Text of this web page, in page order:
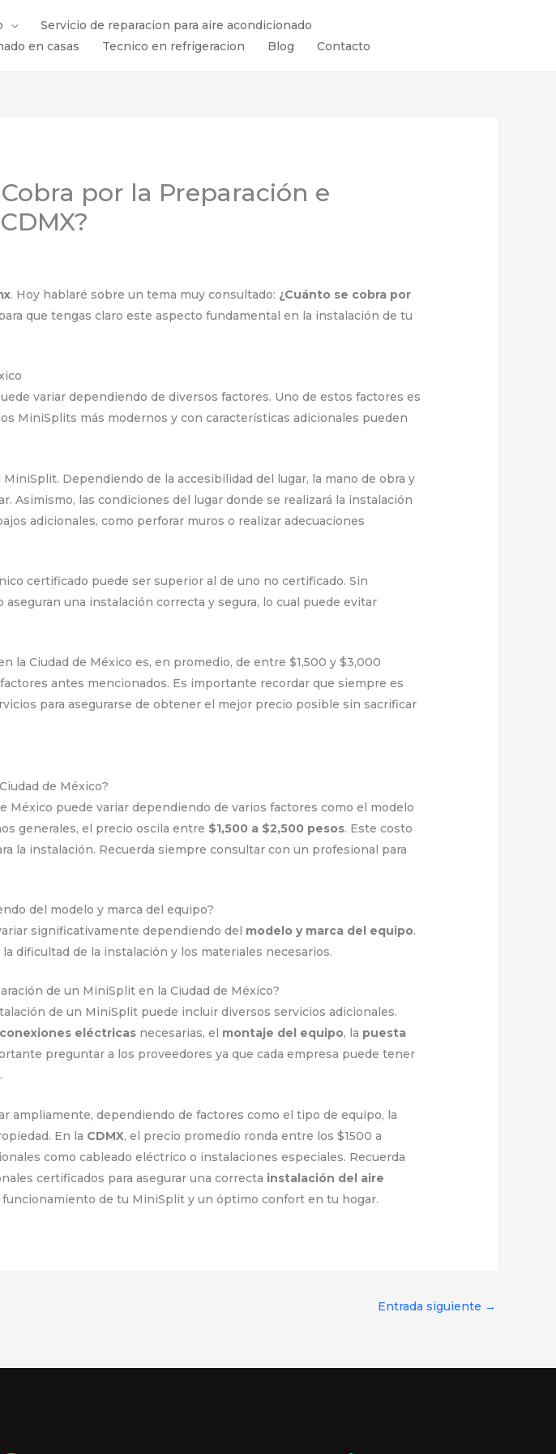
Servicio de reparacion para aire acondicionado
en casas Tecnico en refrigeracion Blog Contacto
por la Preparación e
. Hoy hablaré sobre un tema muy consultado: ¿Cuánto se cobra por
que tengas claro este aspecto fundamental en la instalación de tu
variar dependiendo de diversos factores. Uno de estos factores es
MiniSplits más modernos y con características adicionales pueden
Dependiendo de la accesibilidad del lugar, la mano de obra y
Asimismo, las condiciones del lugar donde se realizará la instalación
adicionales, como perforar muros o realizar adecuaciones
certificado puede ser superior al de uno no certificado. Sin
una instalación correcta y segura, lo cual puede evitar
la Ciudad de México es, en promedio, de entre $1,500 y $3,000
antes mencionados. Es importante recordar que siempre es
para asegurarse de obtener el mejor precio posible sin sacrificar
de México?
puede variar dependiendo de varios factores como el modelo
generales, el precio oscila entre $1,500 a $2,500 pesos. Este costo
la instalación. Recuerda siempre consultar con un profesional para
del modelo y marca del equipo?
significativamente dependiendo del modelo y marca del equipo.
dificultad de la instalación y los materiales necesarios.
de un MiniSplit en la Ciudad de México?
de un MiniSplit puede incluir diversos servicios adicionales.
eléctricas necesarias, el montaje del equipo, la puesta
preguntar a los proveedores ya que cada empresa puede tener
ampliamente, dependiendo de factores como el tipo de equipo, la
En la CDMX, el precio promedio ronda entre los $1500 a
como cableado eléctrico o instalaciones especiales. Recuerda
certificados para asegurar una correcta instalación del aire
de tu MiniSplit y un óptimo confort en tu hogar.
Entrada siguiente →